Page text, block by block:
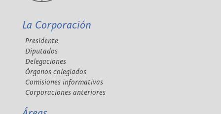
La Corporación
Presidente
Diputados
Delegaciones
Órganos colegiados
Comisiones informativas
Corporaciones anteriores